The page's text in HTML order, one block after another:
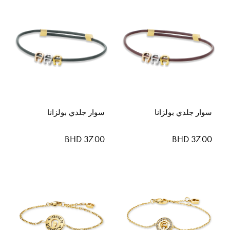
سوار جلدي بولزانا
BHD 37.00
سوار جلدي بولزانا
BHD 37.00